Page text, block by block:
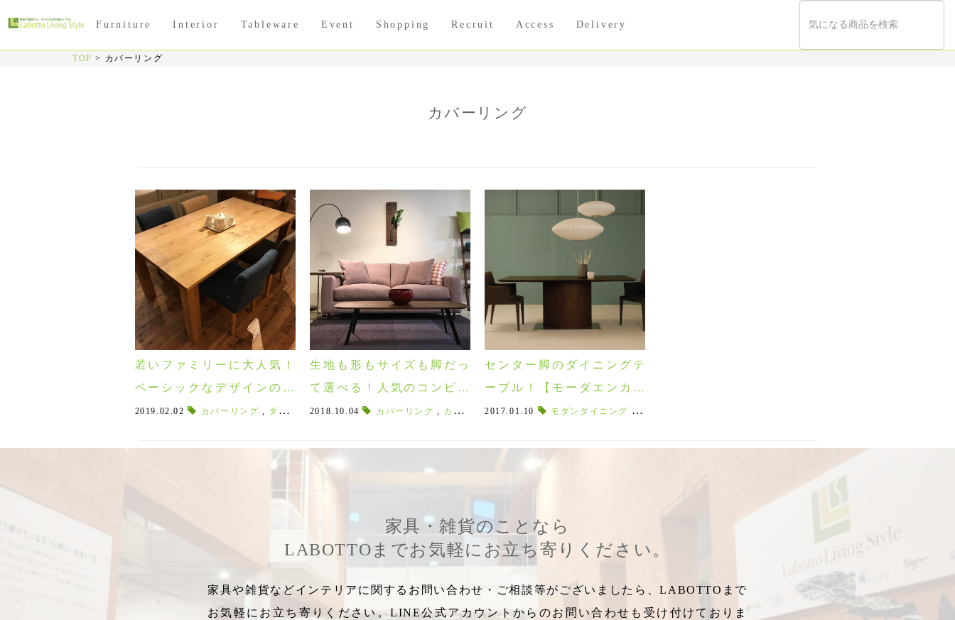
Furniture Interior Tableware Event Shopping Recruit Access Delivery
TOP > カバーリング
カバーリング
若いファミリーに大人気！
ベーシックなデザインのダ
イニングセットDEN&MOC
2019.02.02 カバーリング , ダイニングセット ,オーク材, 無垢材 , ダイニングチェア,ダイニングテーブル , イージーライフ
生地も形もサイズも脚だっ
て選べる！人気のコンビネ
ーションソファー『PONT
2018.10.04 カバーリング , カウチソファ ,moda en casa, Wooden Stories
センター脚のダイニングテ
ーブル！【モーダエンカー
サ】ピアッツァ＆キャロラ
2017.01.10 モダンダイニング センター脚
家具・雑貨のことなら
LABOTTOまでお気軽にお立ち寄りください。
家具や雑貨などインテリアに関するお問い合わせ・ご相談等がございましたら、LABOTTOまで
お気軽にお立ち寄りください。LINE公式アカウントからのお問い合わせも受け付けておりま